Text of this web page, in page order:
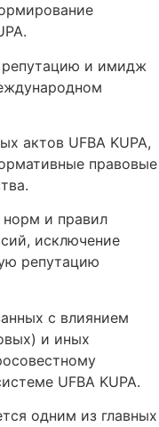
репутацию и имидж
актов UFBA KUPA,
правовые
норм и правил
исключение
репутацию
с влиянием
и иных
UFBA KUPA.
одним из главных